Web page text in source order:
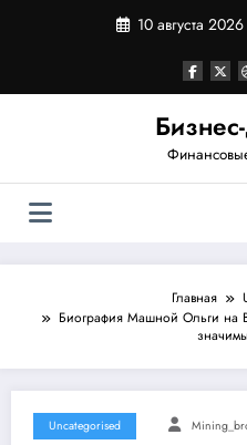
10 августа 2026
Главная
Биография Машной Ольги на
Uncategorised